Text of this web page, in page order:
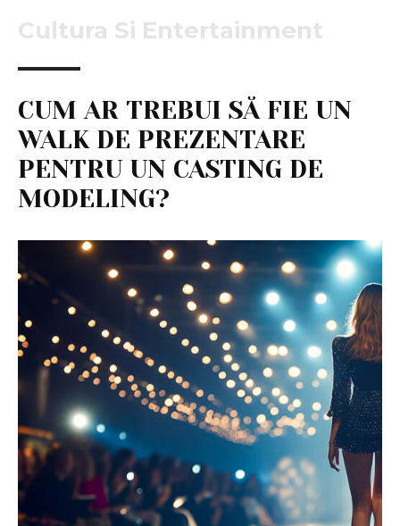
Cultura Si Entertainment
CUM AR TREBUI SĂ FIE UN
WALK DE PREZENTARE
PENTRU UN CASTING DE
MODELING?